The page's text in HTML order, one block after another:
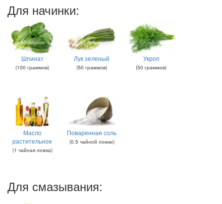
Для начинки:
Шпинат
(100 граммов)
Лук зеленый
(50 граммов)
Укроп
(50 граммов)
Масло
растительное
(1 чайная ложка)
Поваренная соль
(0.5 чайной ложки)
Для смазывания: